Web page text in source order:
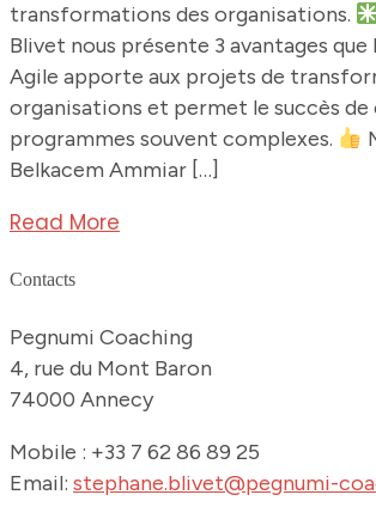
transformations des organisations.
Blivet nous présente 3 avantages
Agile apporte aux projets de
organisations et permet le succès de
programmes souvent complexes.
Belkacem Ammiar […]
Read More
Contacts
Pegnumi Coaching
4, rue du Mont Baron
74000 Annecy
Mobile : +33 7 62 86 89 25
Email: stephane.blivet@pegnumi-